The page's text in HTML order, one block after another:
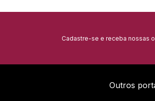
Cadastre-se e receba nossas
Outros